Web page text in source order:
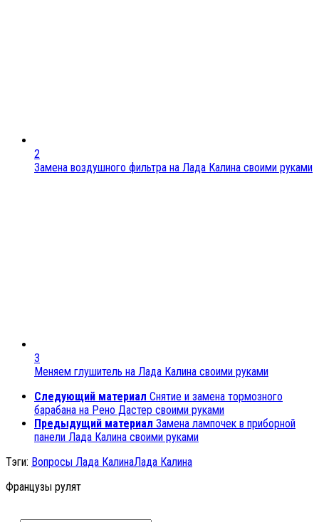
2
Замена воздушного фильтра на Лада Калина своими руками
3
Меняем глушитель на Лада Калина своими руками
Следующий материал Снятие и замена тормозного
барабана на Рено Дастер своими руками
Предыдущий материал Замена лампочек в приборной
панели Лада Калина своими руками
Тэги: Вопросы Лада КалинаЛада Калина
Французы рулят